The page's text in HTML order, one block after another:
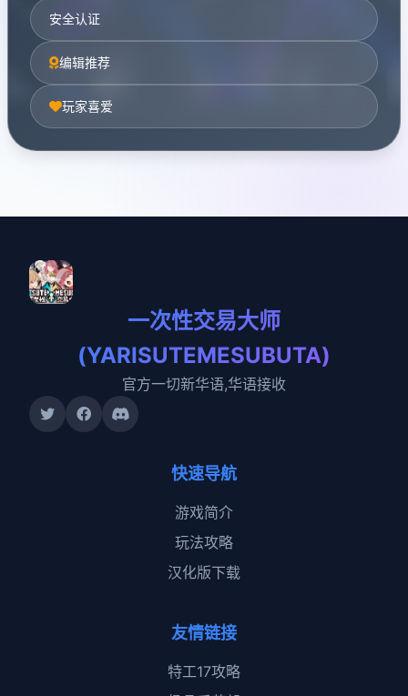
安全认证
编辑推荐
玩家喜爱
一次性交易大师
(YARISUTEMESUBUTA)
官方一切新华语,华语接收
快速导航
游戏简介
玩法攻略
汉化版下载
友情链接
特工17攻略